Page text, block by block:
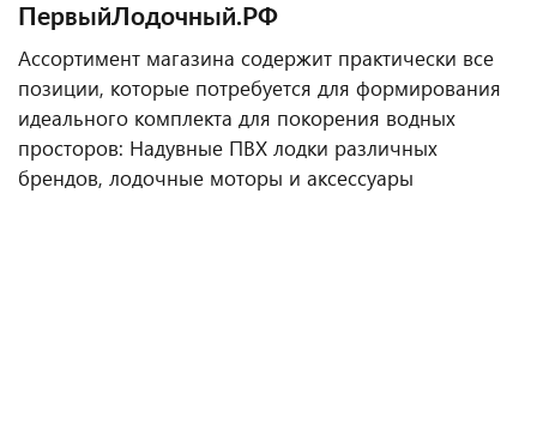
ПервыйЛодочный.РФ
Ассортимент магазина содержит практически все
позиции, которые потребуется для формирования
идеального комплекта для покорения водных
просторов: Надувные ПВХ лодки различных
брендов, лодочные моторы и аксессуары